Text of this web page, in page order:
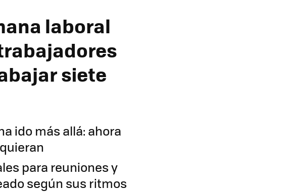
laboral
siete
ido más allá: ahora
para reuniones y
según sus ritmos